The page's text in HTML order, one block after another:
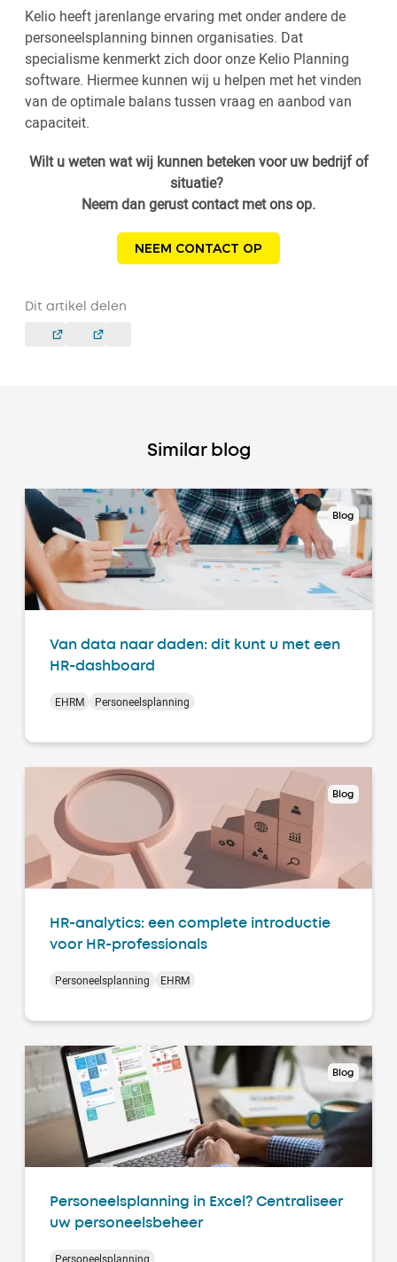
Kelio heeft jarenlange ervaring met onder andere de
personeelsplanning binnen organisaties. Dat
specialisme kenmerkt zich door onze Kelio Planning
software. Hiermee kunnen wij u helpen met het vinden
van de optimale balans tussen vraag en aanbod van
capaciteit.
Wilt u weten wat wij kunnen beteken voor uw bedrijf of
situatie?
Neem dan gerust contact met ons op.
NEEM CONTACT OP
Dit artikel delen
Similar blog
Blog
Van data naar daden: dit kunt u met een
HR-dashboard
EHRM Personeelsplanning
Blog
HR-analytics: een complete introductie
voor HR-professionals
Personeelsplanning EHRM
Blog
Personeelsplanning in Excel? Centraliseer
uw personeelsbeheer
Personeelsplanning